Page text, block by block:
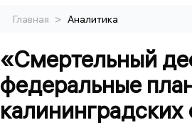
Главная > Аналитика
«Смертельный
федеральные